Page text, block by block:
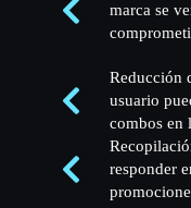
marca se
Reducción
usuario
combos en
responder